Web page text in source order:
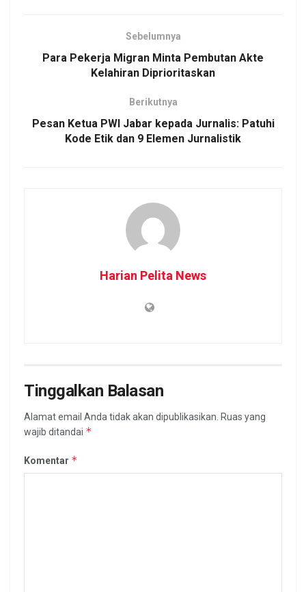
Sebelumnya
Para Pekerja Migran Minta Pembutan Akte
Kelahiran Diprioritaskan
Berikutnya
Pesan Ketua PWI Jabar kepada Jurnalis: Patuhi
Kode Etik dan 9 Elemen Jurnalistik
Harian Pelita News
Tinggalkan Balasan
Alamat email Anda tidak akan dipublikasikan. Ruas yang
wajib ditandai *
Komentar *